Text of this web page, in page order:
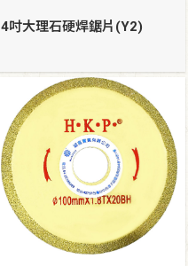
4吋大理石硬焊鋸片(Y2)